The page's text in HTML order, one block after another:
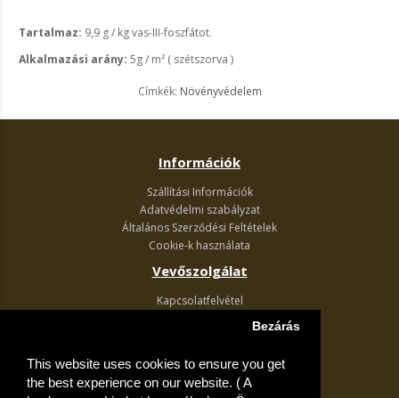
This website uses cookies to ensure you get
the best experience on our website. ( A
Bezárás
Tartalmaz: 9,9 g / kg vas-III-foszfátot.
Alkalmazási arány: 5g / m² ( szétszorva )
Címkék: Növényvédelem
Információk
Szállítási Információk
Adatvédelmi szabályzat
Általános Szerződési Feltételek
Cookie-k használata
Vevőszolgálat
Kapcsolatfelvétel
Akciós ajánlatok